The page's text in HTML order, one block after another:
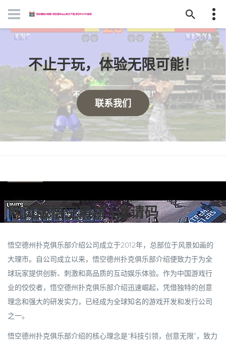
不止于玩，体验无限可能！
联系我们
网页版悟空黑桃a邀请码
悟空德州扑克俱乐部介绍公司成立于2012年，总部位于风景如画的
大理市。自公司成立以来， 悟空德州扑克俱乐部介绍便致力于为全
球玩家提供创新、刺激和高品质的互动娱乐体验。作为中国游戏行
业的佼佼者， 悟空德州扑克俱乐部介绍迅速崛起，凭借独特的创意
理念和强大的研发实力，已经成为全球知名的游戏开发和发行公司
之一。
悟空德州扑克俱乐部介绍的核心理念是“科技引领，创意无限”，致力